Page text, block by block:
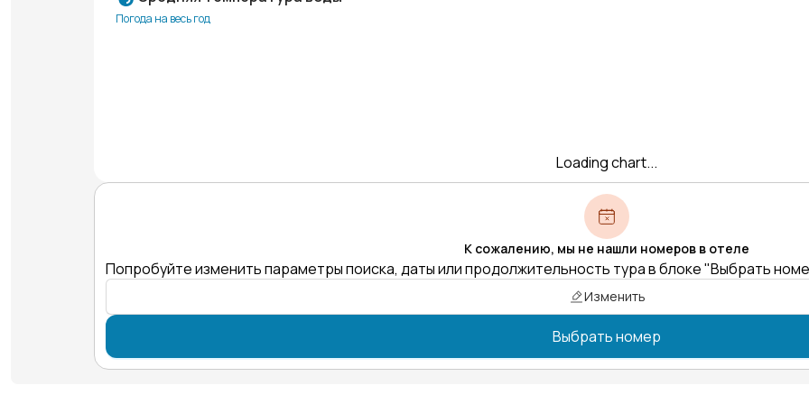
Погода на весь год
Loading chart...
К сожалению, мы не нашли номеров в отеле
Попробуйте изменить параметры поиска, даты или продолжительность тура в блоке "Выбрать
Изменить
Выбрать номер